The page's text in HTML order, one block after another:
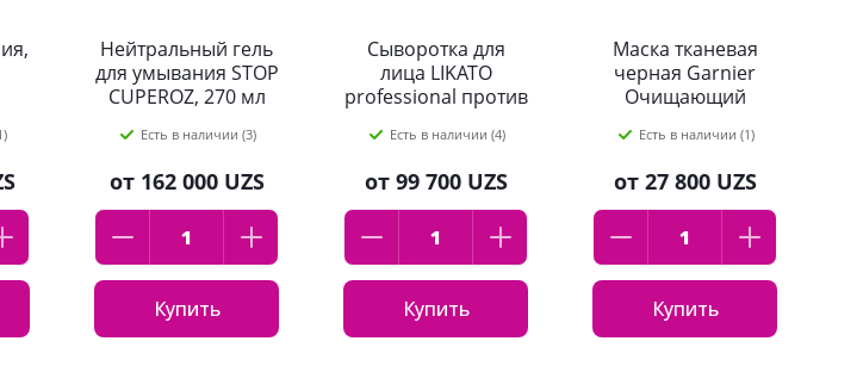
Нейтральный гель
для умывания STOP
CUPEROZ, 270 мл
Есть в наличии (3)
от 162 000 UZS
Купить
Сыворотка для
лица LIKATO
professional против
мл
Есть в наличии (4)
от 99 700 UZS
Купить
Маска тканевая
черная Garnier
Очищающий
водоросли
Есть в наличии (1)
от 27 800 UZS
Купить